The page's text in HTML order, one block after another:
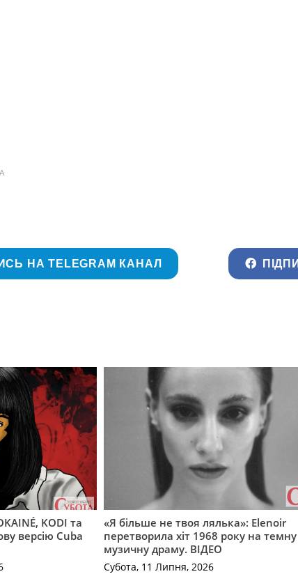
НА TELEGRAM КАНАЛ
KODI та
версію Cuba
«Я більше не твоя лялька»: Elenoir
перетворила хіт 1968 року на темну
музичну драму. ВІДЕО
Субота, 11 Липня, 2026